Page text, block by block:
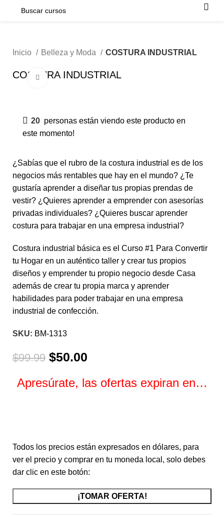
Inicio Belleza y Moda COSTURA INDUSTRIAL
COSTURA INDUSTRIAL
Click para agrandar
20 personas están viendo este producto en
este momento!
¿Sabías que el rubro de la costura industrial es de los
negocios más rentables que hay en el mundo? ¿Te
gustaría aprender a diseñar tus propias prendas de
vestir? ¿Quieres aprender a emprender con asesorías
privadas individuales? ¿Quieres buscar aprender
costura para trabajar en una empresa industrial?
Costura industrial básica es el Curso #1 Para Convertir
tu Hogar en un auténtico taller y crear tus propios
diseños y emprender tu propio negocio desde Casa
además de crear tu propia marca y aprender
habilidades para poder trabajar en una empresa
industrial de confección.
SKU: BM-1313
$99.99 $50.00
Apresúrate, las ofertas expiran en…
Todos los precios están expresados en dólares, para
ver el precio y comprar en tu moneda local, solo debes
dar clic en este botón:
¡TOMAR OFERTA!